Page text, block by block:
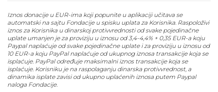
Iznos donacije u EUR-ima koji popunite u aplikaciji učitava se
automatski na sajtu Fondacije u spisku uplata za Korisnika. Raspoloživi
iznos za Korisnika u dinarskoj protivvrednosti od svake pojedinačne
uplate umanjen je za proviziju u iznosu od 3,4-4,4% + 0,35 EUR-a koju
Paypal naplaćuje od svake pojedinačne uplate i za proviziju u iznosu od
10 EUR-a koju PayPal naplaćuje od ukupnog iznosa transakcije koja se
isplaćuje. PayPal određuje maksimalni iznos transakcije koja se
isplaćuje. Korisniku je na raspolaganju dinarska protivvrednost, a
dinamika isplate zavisi od ukupno uplaćenih iznosa putem Paypal
naloga Fondacije.